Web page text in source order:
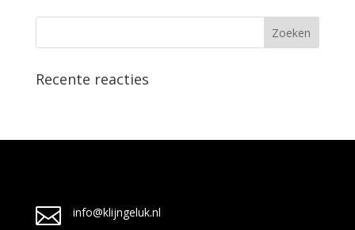
Recente reacties
 info@klijngeluk.nl